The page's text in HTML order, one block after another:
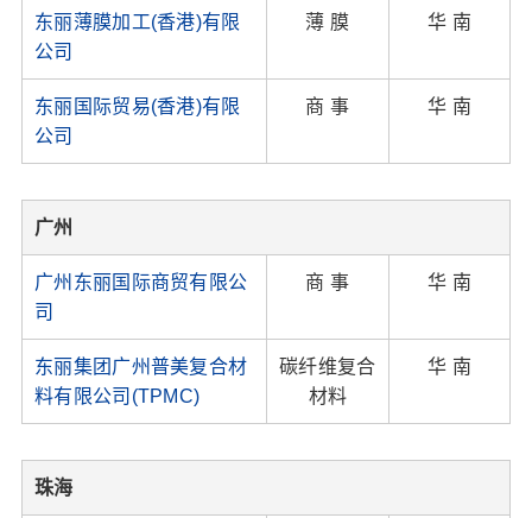
东丽薄膜加工(香港)有限
公司
薄 膜 华 南
东丽国际贸易(香港)有限
公司
商 事 华 南
广州
广州东丽国际商贸有限公
司
商 事 华 南
东丽集团广州普美复合材
料有限公司(TPMC)
碳纤维复合
材料
华 南
珠海